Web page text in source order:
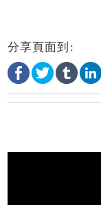
分享頁面到: